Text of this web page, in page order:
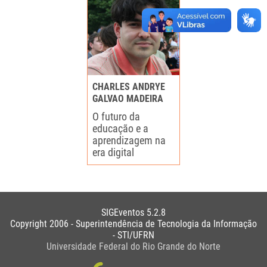
CHARLES ANDRYE
GALVAO MADEIRA
O futuro da
educação e a
aprendizagem na
era digital
SIGEventos 5.2.8
Copyright 2006 - Superintendência de Tecnologia da Informação
- STI/UFRN
Universidade Federal do Rio Grande do Norte